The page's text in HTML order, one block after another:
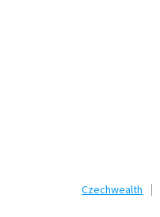
Czechwealth